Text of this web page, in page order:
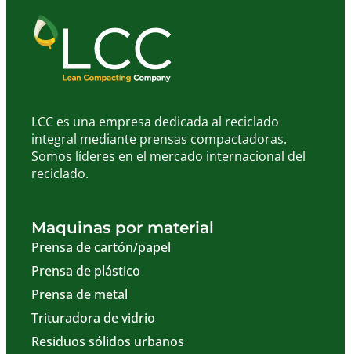
LCC es una empresa dedicada al reciclado
integral mediante prensas compactadoras.
Somos líderes en el mercado internacional del
reciclado.
Maquinas por material
Prensa de cartón/papel
Prensa de plástico
Prensa de metal
Trituradora de vidrio
Residuos sólidos urbanos